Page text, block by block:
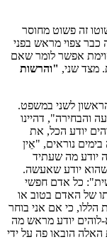
זה פשוט מחוסר
כבר צפוי מראש בפני
אפשר לומר שאם
מצד שני, "והרשות
לשני במשפט.
והבחירה", דהיינו
יודע הכל, את
נוראים, "אֵין
יודע מה שעתיד
יודע שאעשה.
כל אדם חפשי
של האדם בטוב או
הללו, כי אם אני בוחר
לוהים יודע מראש מה
הובאו פה על ידי